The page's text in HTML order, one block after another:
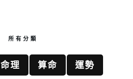
所有分類
命理 算命
運勢